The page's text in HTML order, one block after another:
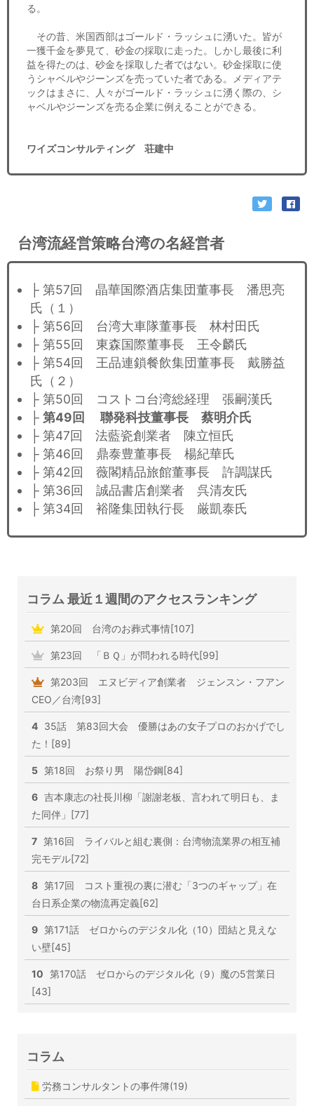
る。
その昔、米国西部はゴールド・ラッシュに湧いた。皆が
一獲千金を夢見て、砂金の採取に走った。しかし最後に利
益を得たのは、砂金を採取した者ではない。砂金採取に使
うシャベルやジーンズを売っていた者である。メディアテ
ックはまさに、人々がゴールド・ラッシュに湧く際の、シ
ャベルやジーンズを売る企業に例えることができる。
ワイズコンサルティング 荘建中
台湾流経営策略台湾の名経営者
├ 第57回 晶華国際酒店集団董事長 潘思亮
氏（１）
├ 第56回 台湾大車隊董事長 林村田氏
├ 第55回 東森国際董事長 王令麟氏
├ 第54回 王品連鎖餐飲集団董事長 戴勝益
氏（２）
├ 第50回 コストコ台湾総経理 張嗣漢氏
├ 第49回 聯発科技董事長 蔡明介氏
├ 第47回 法藍瓷創業者 陳立恒氏
├ 第46回 鼎泰豊董事長 楊紀華氏
├ 第42回 薇閣精品旅館董事長 許調謀氏
├ 第36回 誠品書店創業者 呉清友氏
├ 第34回 裕隆集団執行長 厳凱泰氏
コラム 最近１週間のアクセスランキング
第20回 台湾のお葬式事情[107]
第23回 「ＢＱ」が問われる時代[99]
第203回 エヌビディア創業者 ジェンスン・フアン
CEO／台湾[93]
4 35話 第83回大会 優勝はあの女子プロのおかげでし
た！[89]
5 第18回 お祭り男 陽岱鋼[84]
6 吉本康志の社長川柳「謝謝老板、言われて明日も、ま
た同伴」[77]
7 第16回 ライバルと組む裏側：台湾物流業界の相互補
完モデル[72]
8 第17回 コスト重視の裏に潜む「3つのギャップ」在
台日系企業の物流再定義[62]
9 第171話 ゼロからのデジタル化（10）団結と見えな
い壁[45]
10 第170話 ゼロからのデジタル化（9）魔の5営業日
[43]
コラム
労務コンサルタントの事件簿(19)